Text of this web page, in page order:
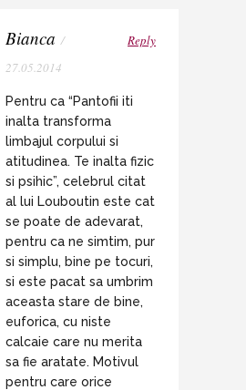
Bianca /
27.05.2014
Reply
Pentru ca “Pantofii iti
inalta transforma
limbajul corpului si
atitudinea. Te inalta fizic
si psihic”, celebrul citat
al lui Louboutin este cat
se poate de adevarat,
pentru ca ne simtim, pur
si simplu, bine pe tocuri,
si este pacat sa umbrim
aceasta stare de bine,
euforica, cu niste
calcaie care nu merita
sa fie aratate. Motivul
pentru care orice